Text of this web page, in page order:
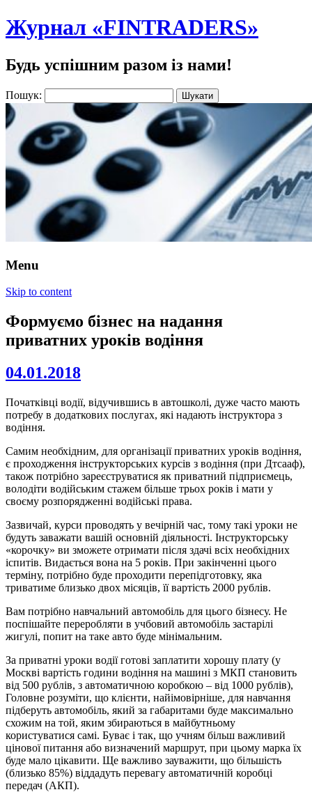
Журнал «FINTRADERS»
Будь успішним разом із нами!
Пошук:
Menu
Skip to content
Формуємо бізнес на надання
приватних уроків водіння
04.01.2018
Початківці водії, відучившись в автошколі, дуже часто мають
потребу в додаткових послугах, які надають інструктора з
водіння.
Самим необхідним, для організації приватних уроків водіння,
є проходження інструкторських курсів з водіння (при Дтсааф),
також потрібно зареєструватися як приватний підприємець,
володіти водійським стажем більше трьох років і мати у
своєму розпорядженні водійські права.
Зазвичай, курси проводять у вечірній час, тому такі уроки не
будуть заважати вашій основній діяльності. Інструкторську
«корочку» ви зможете отримати після здачі всіх необхідних
іспитів. Видається вона на 5 років. При закінченні цього
терміну, потрібно буде проходити перепідготовку, яка
триватиме близько двох місяців, її вартість 2000 рублів.
Вам потрібно навчальний автомобіль для цього бізнесу. Не
поспішайте переробляти в учбовий автомобіль застарілі
жигулі, попит на таке авто буде мінімальним.
За приватні уроки водії готові заплатити хорошу плату (у
Москві вартість години водіння на машині з МКП становить
від 500 рублів, з автоматичною коробкою – від 1000 рублів),
Головне розуміти, що клієнти, найімовірніше, для навчання
підберуть автомобіль, який за габаритами буде максимально
схожим на той, яким збираються в майбутньому
користуватися самі. Буває і так, що учням більш важливий
цінової питання або визначений маршрут, при цьому марка їх
буде мало цікавити. Ще важливо зауважити, що більшість
(близько 85%) віддадуть перевагу автоматичній коробці
передач (АКП).